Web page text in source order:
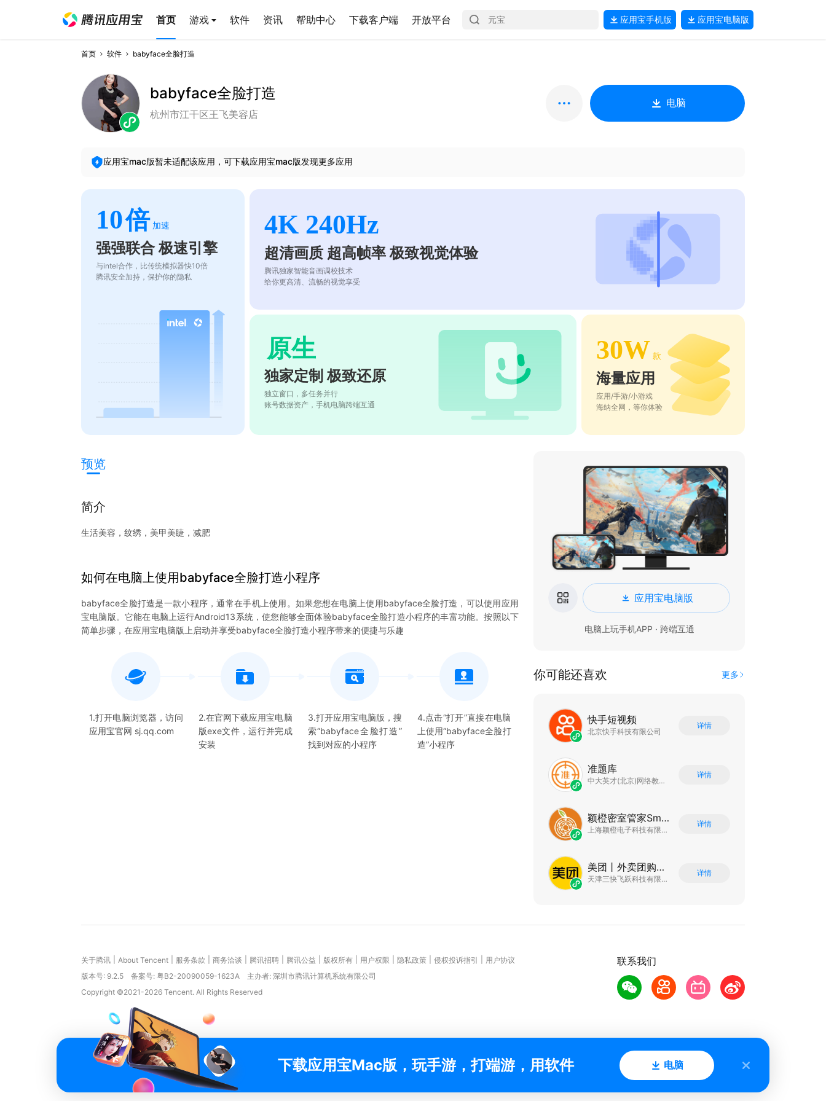
首页 游戏 软件 资讯 帮助中心 下载客户端 开放平台 应用宝手机版 应用宝电脑版
首页 软件 babyface全脸打造
babyface全脸打造
杭州市江干区王飞美容店
电脑
应用宝mac版暂未适配该应用，可下载应用宝mac版发现更多应用
10倍 加速
强强联合 极速引擎
与intel合作，比传统模拟器快10倍
腾讯安全加持，保护你的隐私
4K 240Hz
超清画质 超高帧率 极致视觉体验
腾讯独家智能音画调校技术
给你更高清、流畅的视觉享受
原生
独家定制 极致还原
独立窗口，多任务并行
账号数据资产，手机电脑跨端互通
30W 款
海量应用
应用/手游/小游戏
海纳全网，等你体验
预览
简介
生活美容，纹绣，美甲美睫，减肥
如何在电脑上使用babyface全脸打造小程序
babyface全脸打造是一款小程序，通常在手机上使用。如果您想在电脑上使用babyface全脸打造，可以使用应用
宝电脑版。它能在电脑上运行Android13系统，使您能够全面体验babyface全脸打造小程序的丰富功能。按照以下
简单步骤，在应用宝电脑版上启动并享受babyface全脸打造小程序带来的便捷与乐趣
1.打开电脑浏览器，访问
应用宝官网 sj.qq.com
2.在官网下载应用宝电脑
版exe文件，运行并完成
安装
3.打开应用宝电脑版，搜
索“babyface全脸打造”
找到对应的小程序
4.点击“打开”直接在电脑
上使用“babyface全脸打
造”小程序
应用宝电脑版
电脑上玩手机APP · 跨端互通
你可能还喜欢 更多
快手短视频
北京快手科技有限公司
详情
准题库
中大英才(北京)网络教育科技有限公司
详情
颖橙密室管家SmartOrange
上海颖橙电子科技有限公司
详情
美团丨外卖团购特价美食酒店电影
天津三快飞跃科技有限公司
详情
联系我们
关于腾讯 About Tencent 服务条款 商务洽谈 腾讯招聘 腾讯公益 版权所有 用户权限 隐私政策 侵权投诉指引
用户协议
版本号: 9.2.5 备案号: 粤B2-20090059-1623A
主办者: 深圳市腾讯计算机系统有限公司
Copyright ©2021-2026 Tencent. All Rights Reserved
下载应用宝Mac版，玩手游，打端游，用软件 电脑